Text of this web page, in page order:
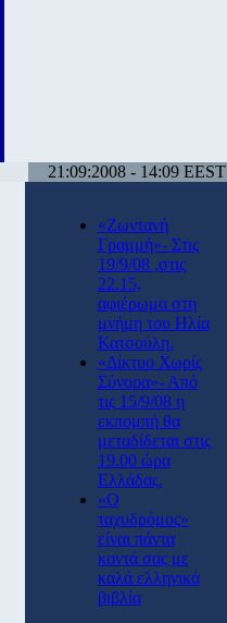
21:09:2008 - 14:09 EEST
«Ζωντανή
Γραμμή»- Στις
19/9/08 ,στις
22.15,
αφιέρωμα στη
μνήμη του Ηλία
Κατσούλη.
«Δίκτυο Χωρίς
Σύνορα»- Από
τις 15/9/08 η
εκπομπή θα
μεταδίδεται στις
19.00 ώρα
Ελλάδας.
«Ο
ταχυδρόμος»
είναι πάντα
κοντά σας με
καλά ελληνικά
βιβλία